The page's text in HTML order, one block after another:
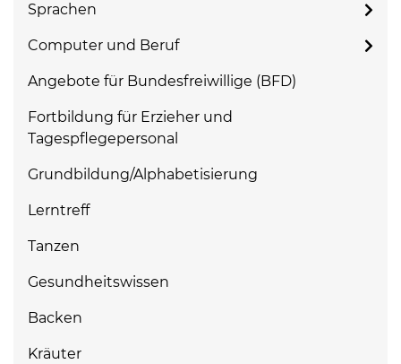
Sprachen
Computer und Beruf
Angebote für Bundesfreiwillige (BFD)
Fortbildung für Erzieher und
Tagespflegepersonal
Grundbildung/Alphabetisierung
Lerntreff
Tanzen
Gesundheitswissen
Backen
Kräuter